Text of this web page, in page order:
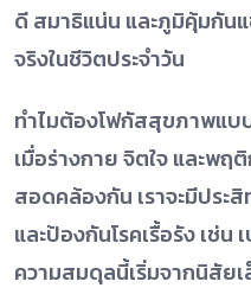
ดี สมาธิแน่น และภูมิคุ้มกัน
จริงในชีวิตประจำวัน
ทำไมต้องโฟกัสสุขภาพแบ
เมื่อร่างกาย จิตใจ และพฤ
สอดคล้องกัน เราจะมีประ
และป้องกันโรคเรื้อรัง เช่น
ความสมดุลนี้เริ่มจากนิสัย